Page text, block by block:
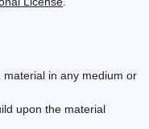
in any medium or
upon the material